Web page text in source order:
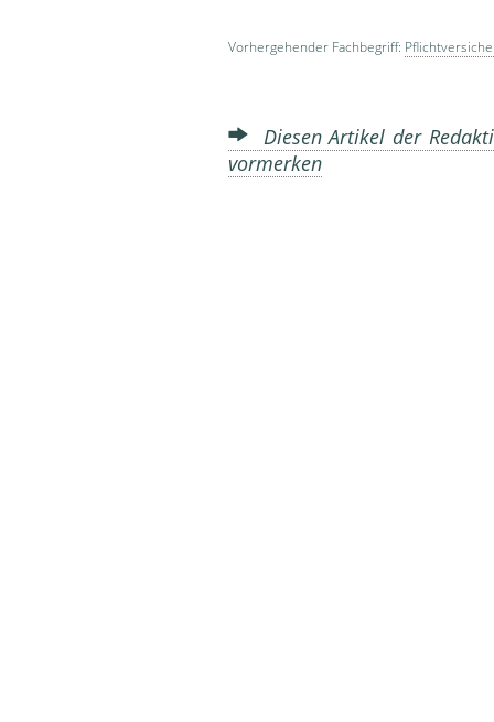
Vorhergehender Fachbegriff:
Diesen Artikel der
vormerken